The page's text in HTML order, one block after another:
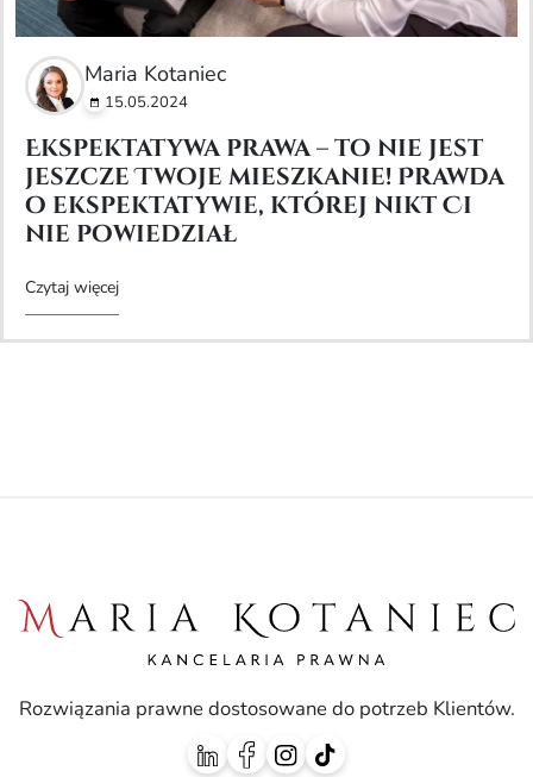
Maria Kotaniec
15.05.2024
Ekspektatywa prawa – to nie jest
jeszcze Twoje mieszkanie! Prawda
o ekspektatywie, której nikt Ci
nie powiedział
Czytaj więcej
Rozwiązania prawne dostosowane do potrzeb Klientów.